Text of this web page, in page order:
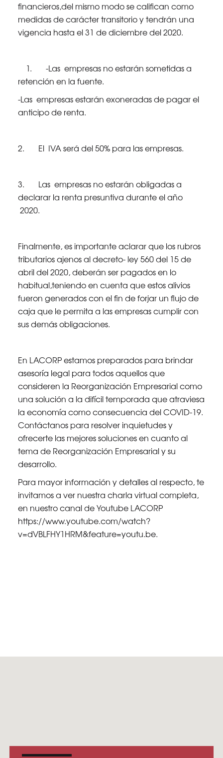
financieros,del mismo modo se califican como
medidas de carácter transitorio y tendrán una
vigencia hasta el 31 de diciembre del 2020.
1. -Las empresas no estarán sometidas a
retención en la fuente.
-Las empresas estarán exoneradas de pagar el
anticipo de renta.
2. El IVA será del 50% para las empresas.
3. Las empresas no estarán obligadas a
declarar la renta presuntiva durante el año
2020.
Finalmente, es importante aclarar que los rubros
tributarios ajenos al decreto- ley 560 del 15 de
abril del 2020, deberán ser pagados en lo
habitual,teniendo en cuenta que estos alivios
fueron generados con el fin de forjar un flujo de
caja que le permita a las empresas cumplir con
sus demás obligaciones.
En LACORP estamos preparados para brindar
asesoría legal para todos aquellos que
consideren la Reorganización Empresarial como
una solución a la difícil temporada que atraviesa
la economía como consecuencia del COVID-19.
Contáctanos para resolver inquietudes y
ofrecerte las mejores soluciones en cuanto al
tema de Reorganización Empresarial y su
desarrollo.
Para mayor información y detalles al respecto, te
invitamos a ver nuestra charla virtual completa,
en nuestro canal de Youtube LACORP
https://www.youtube.com/watch?
v=dVBLFHY1HRM&feature=youtu.be.